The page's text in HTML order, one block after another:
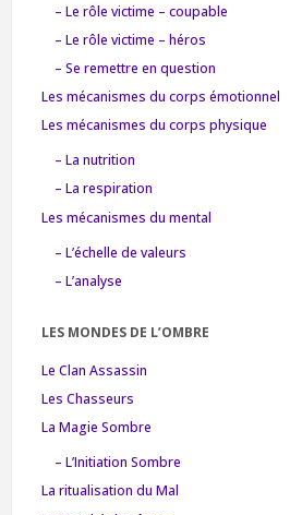
– Le rôle victime – coupable
– Le rôle victime – héros
– Se remettre en question
Les mécanismes du corps émotionnel
Les mécanismes du corps physique
– La nutrition
– La respiration
Les mécanismes du mental
– L’échelle de valeurs
– L’analyse
LES MONDES DE L’OMBRE
Le Clan Assassin
Les Chasseurs
La Magie Sombre
– L’Initiation Sombre
La ritualisation du Mal